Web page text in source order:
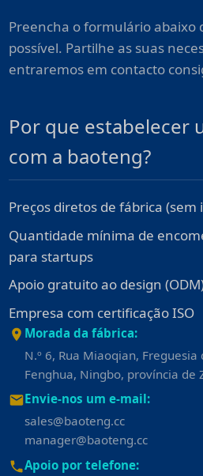
Preencha o formulário abaixo
possível. Partilhe as suas
entraremos em contacto
Por que estabelecer
com a baoteng?
Preços diretos de fábrica
Quantidade mínima de
para startups
Apoio gratuito ao design
Empresa com certificação ISO
Morada da fábrica:
N.º 6, Rua Miaoqian, Freguesia
Fenghua, Ningbo, província de
Envie-nos um e-mail:
sales@baoteng.cc
manager@baoteng.cc
Apoio por telefone: